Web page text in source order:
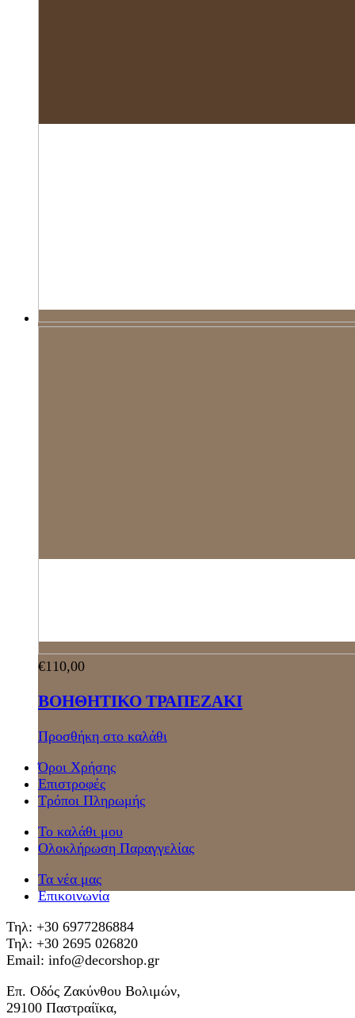
€110,00
ΒΟΗΘΗΤΙΚΟ ΤΡΑΠΕΖΑΚΙ
Προσθήκη στο καλάθι
Όροι Χρήσης
Επιστροφές
Τρόποι Πληρωμής
Το καλάθι μου
Ολοκλήρωση Παραγγελίας
Τα νέα μας
Επικοινωνία
Τηλ: +30 6977286884
Τηλ: +30 2695 026820
Email: info@decorshop.gr
Επ. Οδός Ζακύνθου Βολιμών,
29100 Παστραίϊκα,